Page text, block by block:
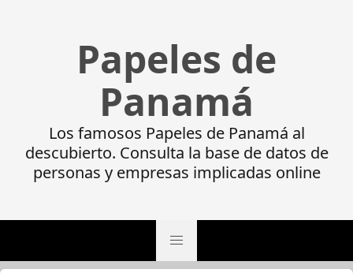
Papeles de
Panamá
Los famosos Papeles de Panamá al
descubierto. Consulta la base de datos de
personas y empresas implicadas online